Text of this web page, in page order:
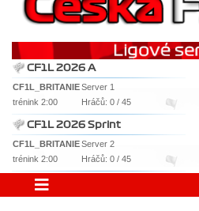
CF1L 2026 A
CF1L_BRITANIEServer 1
trénink 2:00
Hráčů: 0 / 45
CF1L 2026 Sprint
CF1L_BRITANIEServer 2
trénink 2:00
Hráčů: 0 / 45